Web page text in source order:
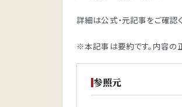
詳細は公式・元記事をご確
※本記事は要約です。内容の
参照元